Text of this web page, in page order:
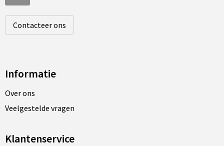
Contacteer ons
Informatie
Over ons
Veelgestelde vragen
Klantenservice